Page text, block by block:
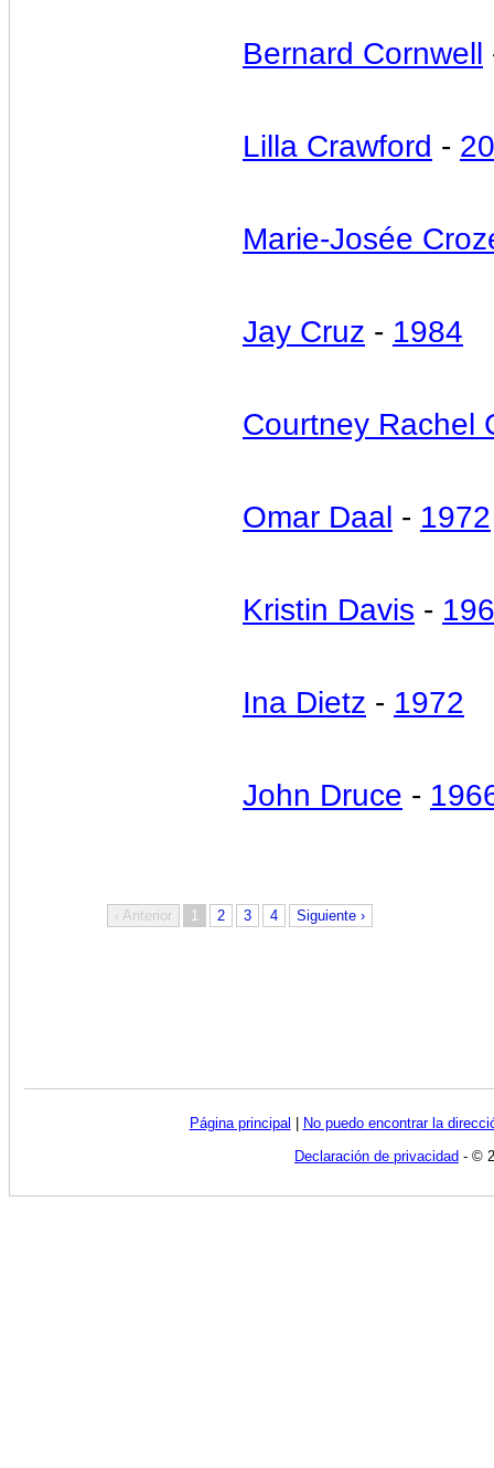
Bernard Cornwell
Lilla Crawford -
Marie-Josée
Jay Cruz - 1984
Courtney Rachel
Omar Daal - 1972
Kristin Davis -
Ina Dietz - 1972
John Druce -
‹ Anterior 1 2 3 4 Siguiente ›
Página principal | No puedo encontrar la
Declaración de privacidad - ©